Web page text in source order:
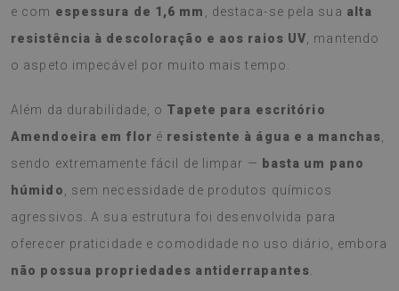
e com espessura de 1,6 mm , destaca-se pela sua alta
resistência à descoloração e aos raios UV , mantendo
o aspeto impecável por muito mais tempo.
Além da durabilidade, o Tapete para escritório
Amendoeira em flor é resistente à água e a manchas
sendo extremamente fácil de limpar — basta um pano
húmido
, sem necessidade de produtos químicos
agressivos. A sua estrutura foi desenvolvida para
oferecer praticidade e comodidade no uso diário, embora
não possua propriedades antiderrapantes